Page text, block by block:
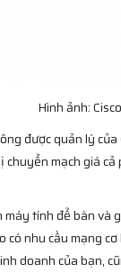
Hình ảnh:
được quản lý của
chuyển mạch giá
máy tính để bàn
nhu cầu mạng
doanh của bạn,